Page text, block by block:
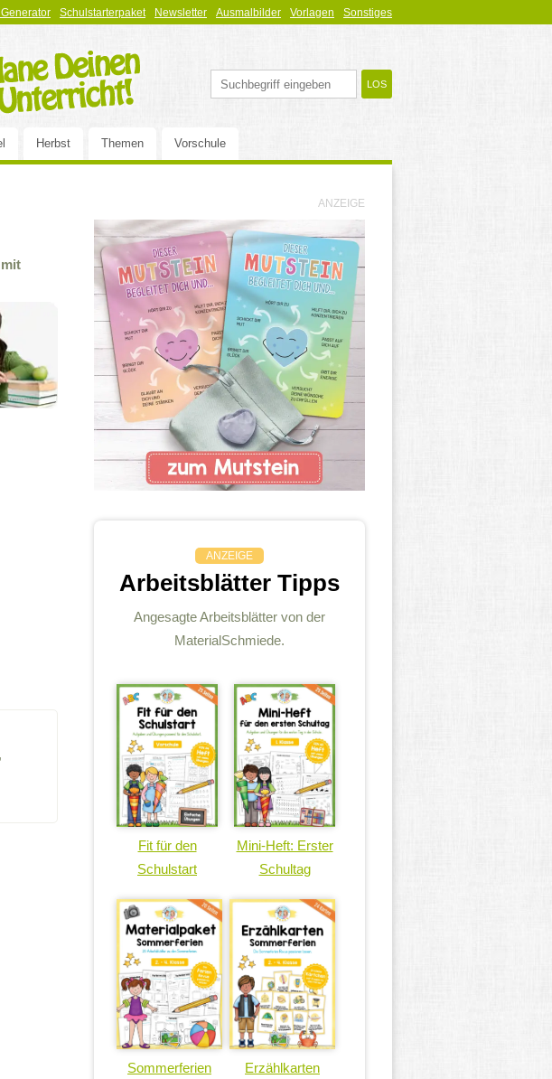
Sonstiges
Vorlagen
Ausmalbilder
Newsletter
Schulstarterpaket
Herbst Themen Vorschule
,
ANZEIGE
ANZEIGE
Arbeitsblätter Tipps
Angesagte Arbeitsblätter von der
MaterialSchmiede.
Fit für den
Schulstart
Mini-Heft: Erster
Schultag
Sommerferien
Erzählkarten